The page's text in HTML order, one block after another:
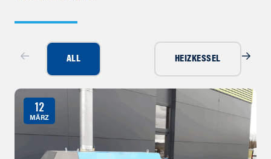
ALL HEIZKESSEL
12
MÄRZ